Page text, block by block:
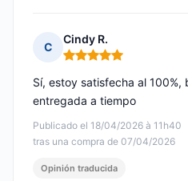
C
Cindy R.
Nota: 5 de 5
Publicado el 18/04/2026 à 11h40
tras una compra de 07/04/2026
Sí, estoy satisfecha al
entregada a tiempo
Opinión traducida